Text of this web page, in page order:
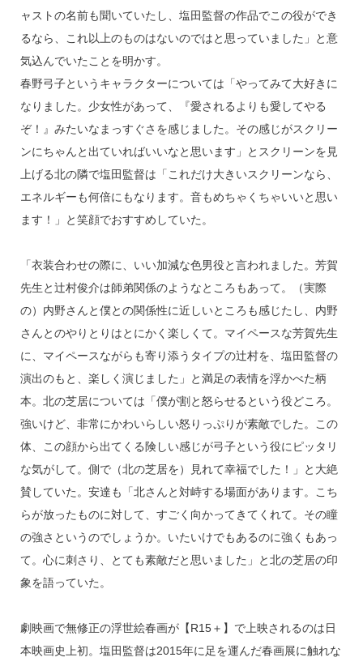
ャストの名前も聞いていたし、塩田監督の作品でこの役ができ
るなら、これ以上のものはないのではと思っていました」と意
気込んでいたことを明かす。
春野弓子というキャラクターについては「やってみて大好きに
なりました。少女性があって、『愛されるよりも愛してやる
ぞ！』みたいなまっすぐさを感じました。その感じがスクリー
ンにちゃんと出ていればいいなと思います」とスクリーンを見
上げる北の隣で塩田監督は「これだけ大きいスクリーンなら、
エネルギーも何倍にもなります。音もめちゃくちゃいいと思い
ます！」と笑顔でおすすめしていた。
「衣装合わせの際に、いい加減な色男役と言われました。芳賀
先生と辻村俊介は師弟関係のようなところもあって。（実際
の）内野さんと僕との関係性に近しいところも感じたし、内野
さんとのやりとりはとにかく楽しくて。マイペースな芳賀先生
に、マイペースながらも寄り添うタイプの辻村を、塩田監督の
演出のもと、楽しく演じました」と満足の表情を浮かべた柄
本。北の芝居については「僕が割と怒らせるという役どころ。
強いけど、非常にかわいらしい怒りっぷりが素敵でした。この
体、この顔から出てくる険しい感じが弓子という役にピッタリ
な気がして。側で（北の芝居を）見れて幸福でした！」と大絶
賛していた。安達も「北さんと対峙する場面があります。こち
らが放ったものに対して、すごく向かってきてくれて。その瞳
の強さというのでしょうか。いたいけでもあるのに強くもあっ
て。心に刺さり、とても素敵だと思いました」と北の芝居の印
象を語っていた。
劇映画で無修正の浮世絵春画が【R15＋】で上映されるのは日
本映画史上初。塩田監督は2015年に足を運んだ春画展に触れな